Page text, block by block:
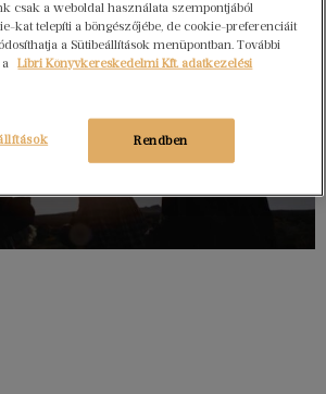
csak a weboldal használata szempontjából
kat telepíti a böngészőjébe, de cookie-preferenciáit
a Sütibeállítások menüpontban. További
Libri Könyvkereskedelmi Kft. adatkezelési
Rendben